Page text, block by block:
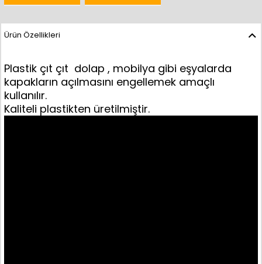
Ürün Özellikleri
Plastik çıt çıt dolap , mobilya gibi eşyalarda
kapakların açılmasını engellemek amaçlı
kullanılır.
Kaliteli plastikten üretilmiştir.